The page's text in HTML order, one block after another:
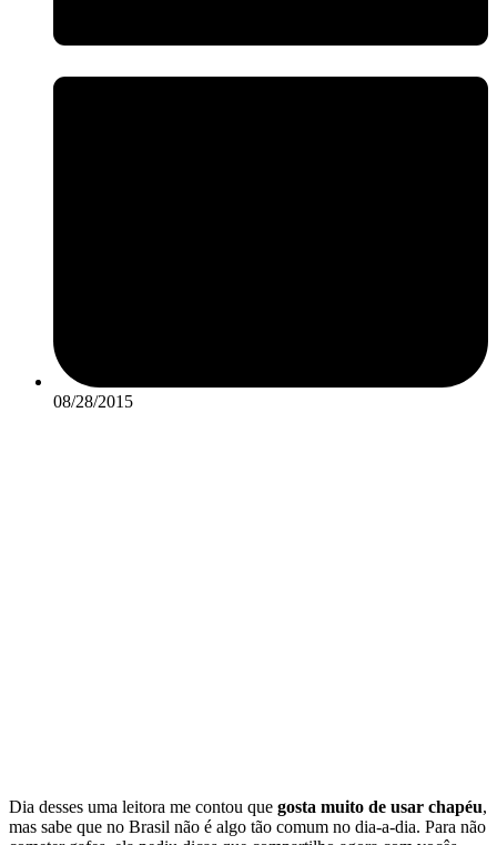
08/28/2015
Dia desses uma leitora me contou que gosta muito de usar chapéu,
mas sabe que no Brasil não é algo tão comum no dia-a-dia. Para não